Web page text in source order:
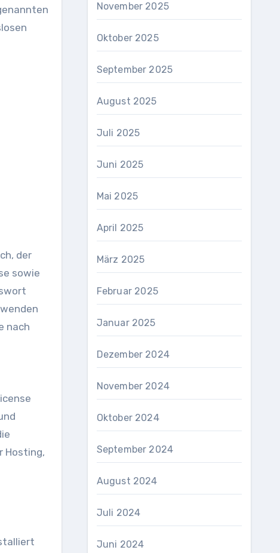
der
sowie
nach
Hosting,
November 2025
Oktober 2025
September 2025
August 2025
Juli 2025
Juni 2025
Mai 2025
April 2025
März 2025
Februar 2025
Januar 2025
Dezember 2024
November 2024
Oktober 2024
September 2024
August 2024
Juli 2024
Juni 2024